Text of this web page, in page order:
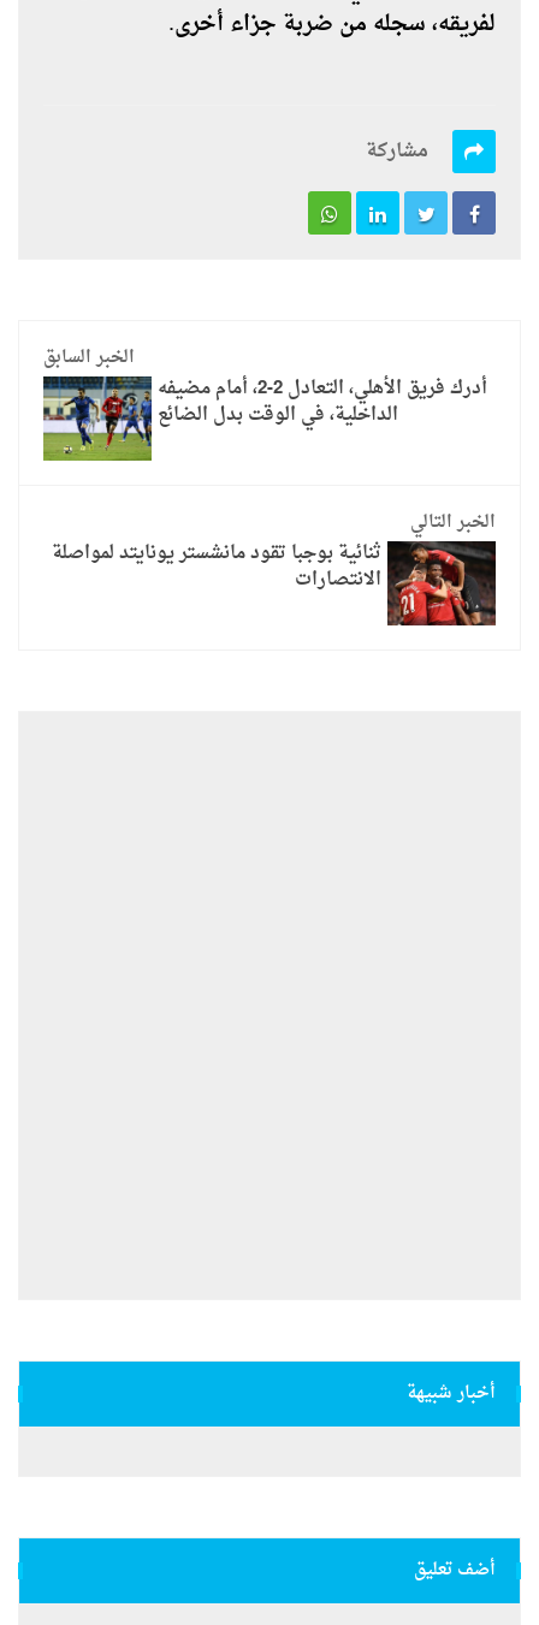
لفريقه، سجله من ضربة جزاء أخرى.
مشاركة
الخبر السابق
أدرك فريق الأهلي، التعادل 2-2، أمام مضيفه
الداخلية، في الوقت بدل الضائع
الخبر التالي
ثنائية بوجبا تقود مانشستر يونايتد لمواصلة
الانتصارات
أخبار شبيهة
أضف تعليق